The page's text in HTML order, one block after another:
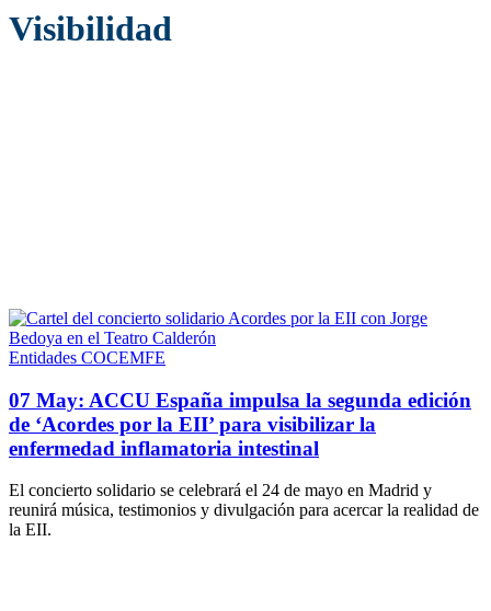
Visibilidad
Entidades COCEMFE
07 May: ACCU España impulsa la segunda edición
de ‘Acordes por la EII’ para visibilizar la
enfermedad inflamatoria intestinal
El concierto solidario se celebrará el 24 de mayo en Madrid y
reunirá música, testimonios y divulgación para acercar la realidad de
la EII.